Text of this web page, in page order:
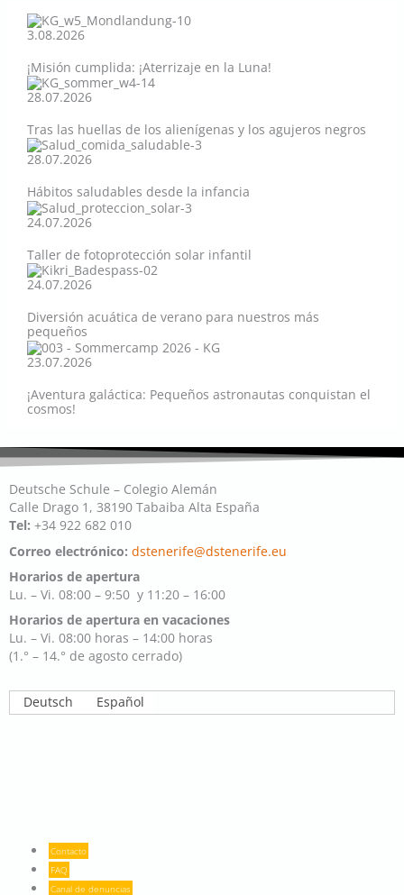
3.08.2026
¡Misión cumplida: ¡Aterrizaje en la Luna!
28.07.2026
Tras las huellas de los alienígenas y los agujeros negros
28.07.2026
Hábitos saludables desde la infancia
24.07.2026
Taller de fotoprotección solar infantil
24.07.2026
Diversión acuática de verano para nuestros más
pequeños
23.07.2026
¡Aventura galáctica: Pequeños astronautas conquistan el
cosmos!
Deutsche Schule – Colegio Alemán
Calle Drago 1, 38190 Tabaiba Alta España
Tel: +34 922 682 010
Correo electrónico: dstenerife@dstenerife.eu
Horarios de apertura
Lu. – Vi. 08:00 – 9:50 y 11:20 – 16:00
Horarios de apertura en vacaciones
Lu. – Vi. 08:00 horas – 14:00 horas
(1.° – 14.° de agosto cerrado)
Deutsch Español
Contacto
FAQ
Canal de denuncias